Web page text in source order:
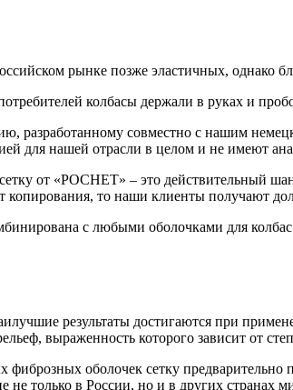
рынке позже эластичных,
колбасы держали в руках и
разработанному совместно с нашим
для нашей отрасли в целом и не имеют
от «РОСНЕТ» – это действительный
копирования, то наши клиенты получают
с любыми оболочками для
результаты достигаются при
выраженность которого зависит от
фиброзных оболочек сетку
только в России, но и в других странах